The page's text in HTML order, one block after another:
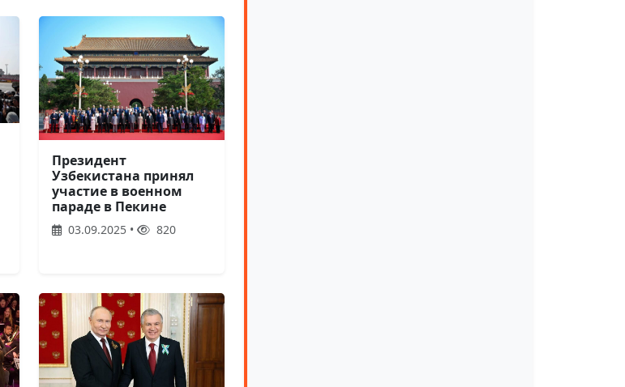
Президент
Узбекистана принял
участие в военном
параде в Пекине
03.09.2025 • 820